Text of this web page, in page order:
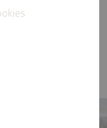
die neue
der